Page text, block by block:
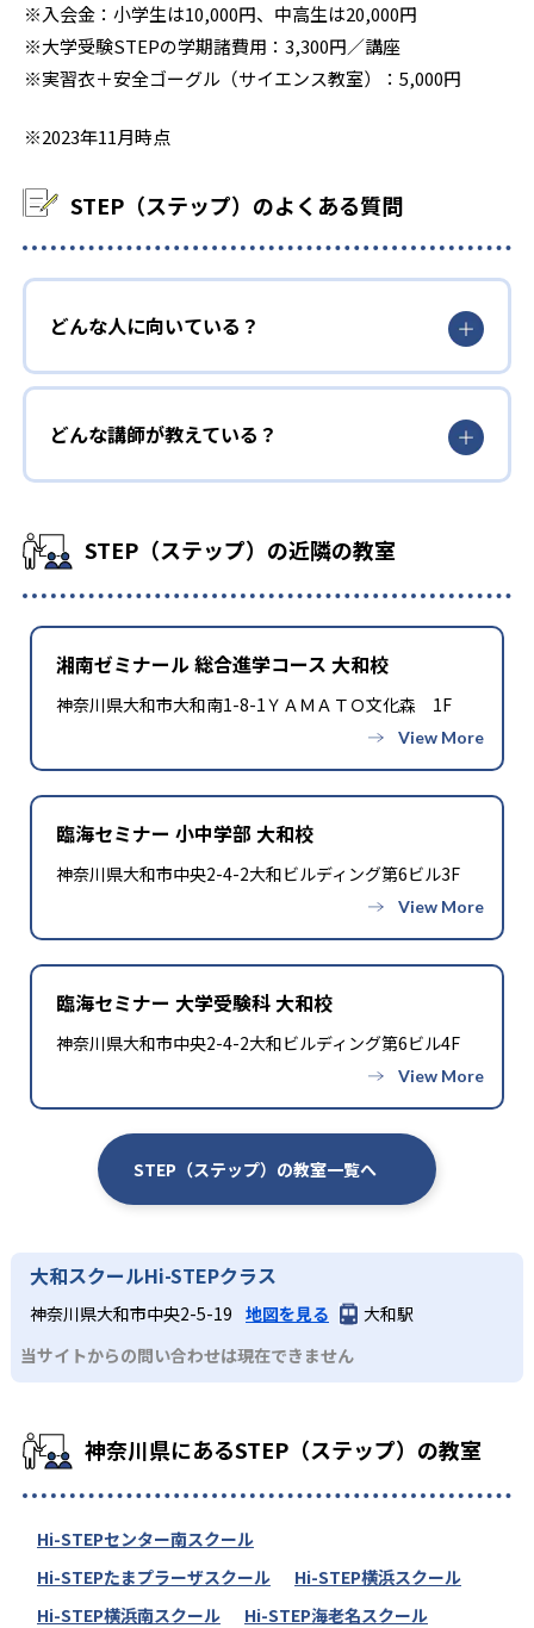
※入会金：小学生は10,000円、中高生は20,000円
※大学受験STEPの学期諸費用：3,300円／講座
※実習衣＋安全ゴーグル（サイエンス教室）：5,000円
※2023年11月時点
STEP（ステップ）のよくある質問
どんな人に向いている？
どんな講師が教えている？
STEP（ステップ）の近隣の教室
湘南ゼミナール 総合進学コース 大和校
神奈川県大和市大和南1-8-1ＹＡＭＡＴＯ文化森 1F
臨海セミナー 小中学部 大和校
神奈川県大和市中央2-4-2大和ビルディング第6ビル3F
臨海セミナー 大学受験科 大和校
神奈川県大和市中央2-4-2大和ビルディング第6ビル4F
STEP（ステップ）の教室一覧へ
大和スクールHi-STEPクラス
神奈川県大和市中央2-5-19 地図を見る
大和駅
当サイトからの問い合わせは現在できません
神奈川県にあるSTEP（ステップ）の教室
Hi-STEPセンター南スクール
Hi-STEPたまプラーザスクール
Hi-STEP横浜スクール
Hi-STEP横浜南スクール
Hi-STEP海老名スクール